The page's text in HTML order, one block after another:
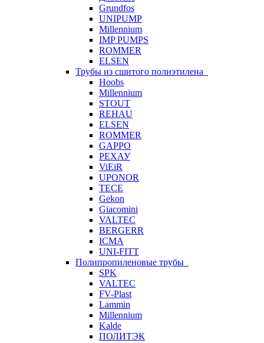
Grundfos
UNIPUMP
Millennium
IMP PUMPS
ROMMER
ELSEN
Трубы из сшитого полиэтилена
Hoobs
Millennium
STOUT
REHAU
ELSEN
ROMMER
GAPPO
РЕХАУ
ViEiR
UPONOR
TECE
Gekon
Giacomini
VALTEC
BERGERR
ICMA
UNI-FITT
Полипропиленовые трубы
SPK
VALTEC
FV-Plast
Lammin
Millennium
Kalde
ПОЛИТЭК